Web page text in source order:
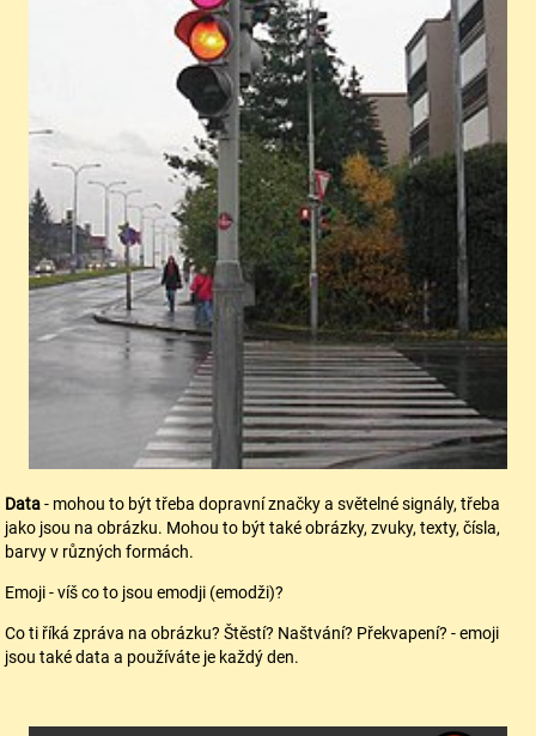
Data- mohou to být třeba dopravní značky a světelné signály, třeba
jako jsou na obrázku. Mohou to být také obrázky, zvuky, texty, čísla,
barvy v různých formách.
Emoji - víš co to jsou emodji (emodži)?
Co ti říká zpráva na obrázku? Štěstí? Naštvání? Překvapení? - emoji
jsou také data a používáte je každý den.